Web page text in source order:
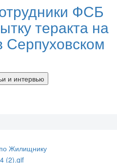
ФСБ
теракта на
Серпуховском
и интервью